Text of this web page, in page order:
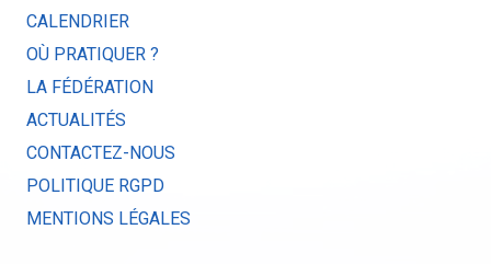
CALENDRIER
OÙ PRATIQUER ?
LA FÉDÉRATION
ACTUALITÉS
CONTACTEZ-NOUS
POLITIQUE RGPD
MENTIONS LÉGALES